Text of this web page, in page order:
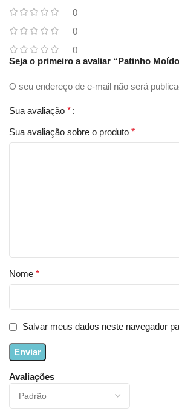
0
0
0
Avaliações
Seja o primeiro a avaliar “Patinho
O seu endereço de e-mail não será
Sua avaliação *
Sua avaliação sobre o produto *
Nome *
Salvar meus dados neste navegador